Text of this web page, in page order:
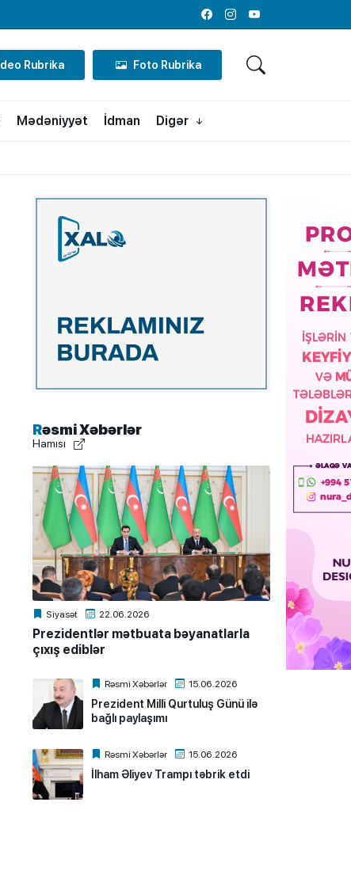
FacebookInstagramYoutube
Rubrika Foto Rubrika
Mədəniyyət İdman Digər
Rəsmi Xəbərlər
Hamısı
Siyasət 22.06.2026
Prezidentlər mətbuata bəyanatlarla
çıxış ediblər
Rəsmi Xəbərlər 15.06.2026
Prezident Milli Qurtuluş Günü ilə
bağlı paylaşımı
Rəsmi Xəbərlər 15.06.2026
İlham Əliyev Trampı təbrik etdi